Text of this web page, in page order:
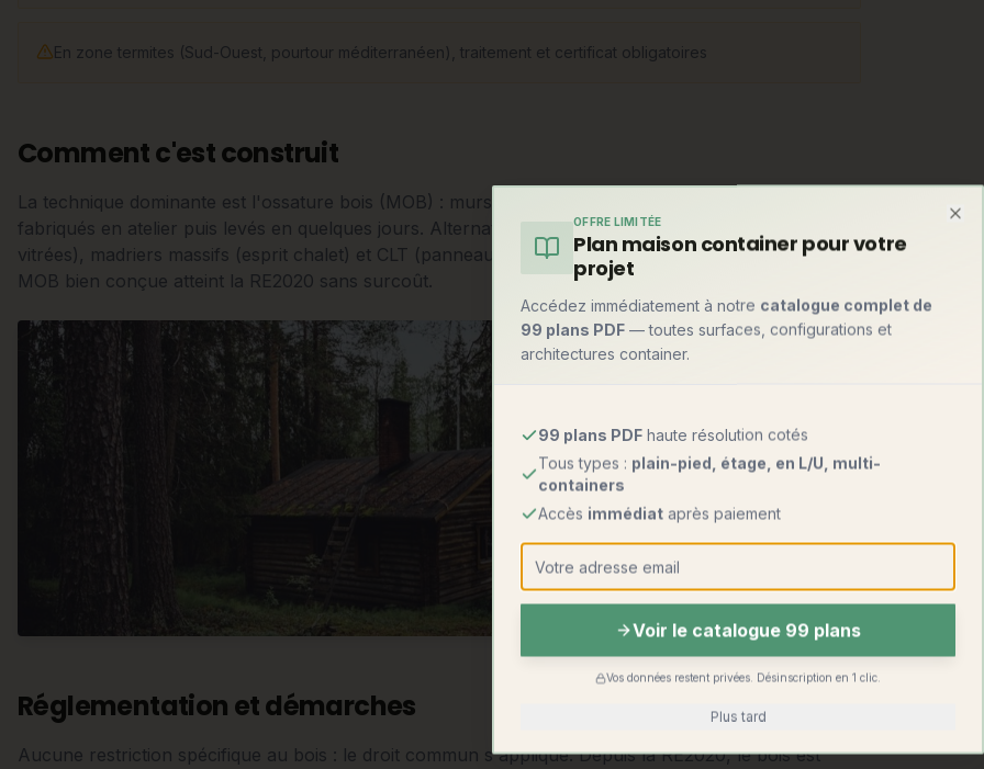
En zone termites (Sud-Ouest, pourtour méditerranéen), traitement et certificat obligatoires
Comment c'est construit
La technique dominante est l'ossature bois (MOB) : murs à montants 145-220 mm remplis d'isolant,
fabriqués en atelier puis levés en quelques jours. Alternatives : poteau-poutre (grandes baies
vitrées), madriers massifs (esprit chalet) et CLT (panneaux lamellé-croisé, immeubles bois). Une
MOB bien conçue atteint la RE2020 sans surcoût.
Réglementation et démarches
Aucune restriction spécifique au bois : le droit commun s'applique. Depuis la RE2020, le bois est
OFFRE LIMITÉE
Plan maison container pour votre
projet
Accédez immédiatement à notre catalogue complet de
99 plans PDF — toutes surfaces, configurations et
architectures container.
99 plans PDF haute résolution cotés
Tous types : plain-pied, étage, en L/U, multi-
containers
Accès immédiat après paiement
Voir le catalogue 99 plans
Vos données restent privées. Désinscription en 1 clic.
Plus tard